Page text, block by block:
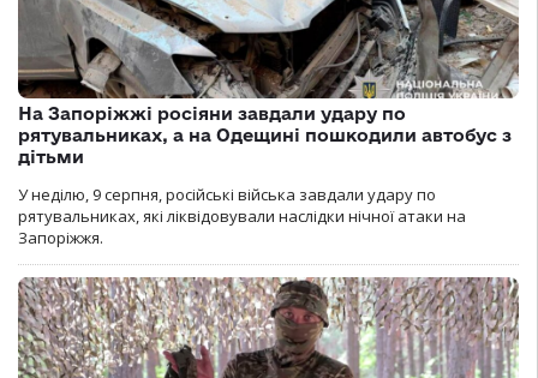
На Запоріжжі росіяни завдали удару по
рятувальниках, а на Одещині пошкодили автобус з
дітьми
У неділю, 9 серпня, російські війська завдали удару по
рятувальниках, які ліквідовували наслідки нічної атаки на
Запоріжжя.